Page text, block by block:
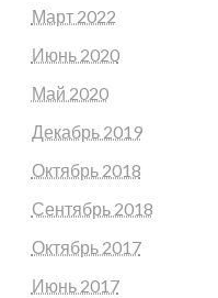
Март 2022
Июнь 2020
Май 2020
Декабрь 2019
Октябрь 2018
Сентябрь 2018
Октябрь 2017
Июнь 2017